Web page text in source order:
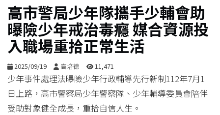
合
影
音
購
物
高市警局少年隊攜手少輔會助
曝險少年戒治毒癮 媒合資源投
入職場重拾正常生活
2025/09/19 高培德 11,471
少年事件處理法曝險少年行政輔導先行新制112年7月1
日上路，高市警察局少年警察隊、少年輔導委員會陪伴
受助對象健全成長，重拾自信人生。